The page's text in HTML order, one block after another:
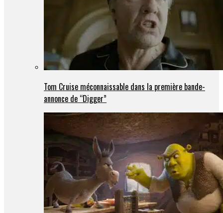
Tom Cruise méconnaissable dans la première bande-
annonce de “Digger”